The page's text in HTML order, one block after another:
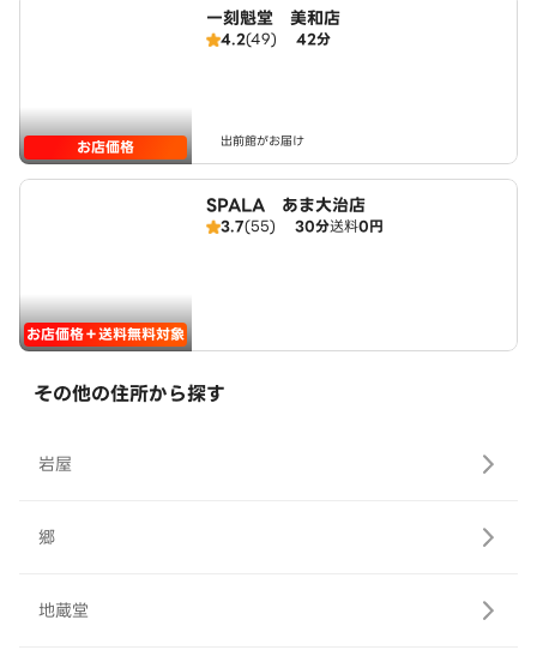
お店価格
一刻魁堂 美和店
4.2(49) 42分
出前館がお届け
お店価格＋送料無料対象
SPALA あま大治店
3.7(55) 30分送料0円
その他の住所から探す
岩屋
郷
地蔵堂